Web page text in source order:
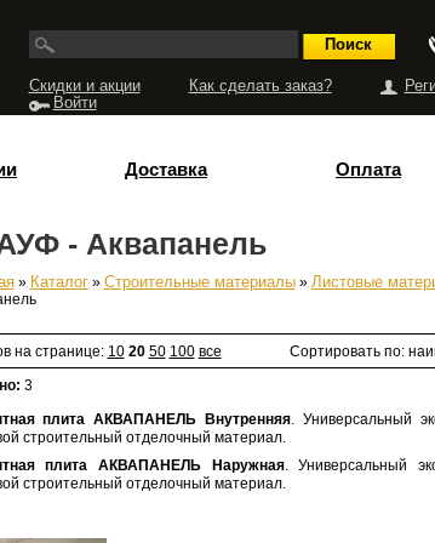
Скидки и акции Как сделать заказ?
Войти
Доставка Оплата
- Аквапанель
» Каталог» Строительные материалы» Листовые
на странице: 10 20 50 100 все Сортировать по:
3
плита АКВАПАНЕЛЬ Внутренняя. Универсальный
строительный отделочный материал.
плита АКВАПАНЕЛЬ Наружная. Универсальный
строительный отделочный материал.